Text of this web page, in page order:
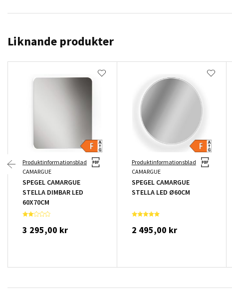
Liknande produkter
Produktinformationsblad
CAMARGUE
SPEGEL CAMARGUE
STELLA DIMBAR LED
60X70CM
3 295,00 kr
Produktinformationsblad
CAMARGUE
SPEGEL CAMARGUE
STELLA LED Ø60CM
2 495,00 kr